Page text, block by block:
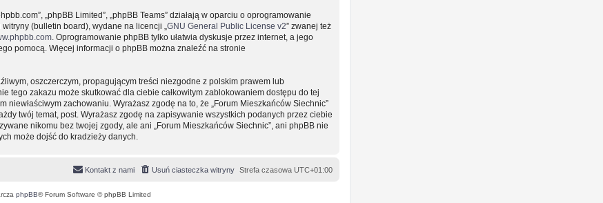
„phpBB Limited”, „phpBB Teams” działają w oparciu o oprogramowanie
(bulletin board), wydane na licencji „ GNU General Public License v2” zwanej też
. Oprogramowanie phpBB tylko ułatwia dyskusje przez internet, a jego
pomocą. Więcej informacji o phpBB można znaleźć na stronie
oszczerczym, propagującym treści niezgodne z polskim prawem lub
tego zakazu może skutkować dla ciebie całkowitym zablokowaniem dostępu do tej
zachowaniu. Wyrażasz zgodę na to, że „Forum Mieszkańców Siechnic”
twój temat, post. Wyrażasz zgodę na zapisywanie wszystkich podanych przez ciebie
nikomu bez twojej zgody, ale ani „Forum Mieszkańców Siechnic”, ani phpBB nie
może dojść do kradzieży danych.
Strefa czasowa UTC+01:00
Usuń ciasteczka witryny
Kontakt z nami
phpBB® Forum Software © phpBB Limited